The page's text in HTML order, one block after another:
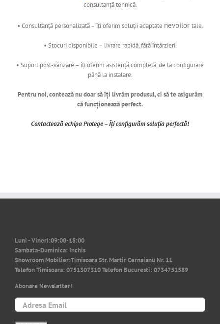
consultanță tehnică.
• Consultanță personalizată – îți oferim soluții adaptate nevoilor tale.
• Stocuri disponibile – livrare rapidă, fără întârzieri.
• Suport post-vânzare – îți oferim asistență completă, de la configurare
până la instalare.
Pentru noi, contează nu doar să îți livrăm produsul, ci să te asigurăm
că funcționează perfect.
Contactează echipa Protege – Îți configurăm soluția perfectă!
Luni - Vineri:09:00-18:00
Sambata-Duminica: Inchis
Showroom Mobilier:Timisoara Str. Martir Cernaianu Nr. 11
Telefon Timisoara: 0751307310Telefon Bucuresti: 0734751589
Abonare Newsletter!